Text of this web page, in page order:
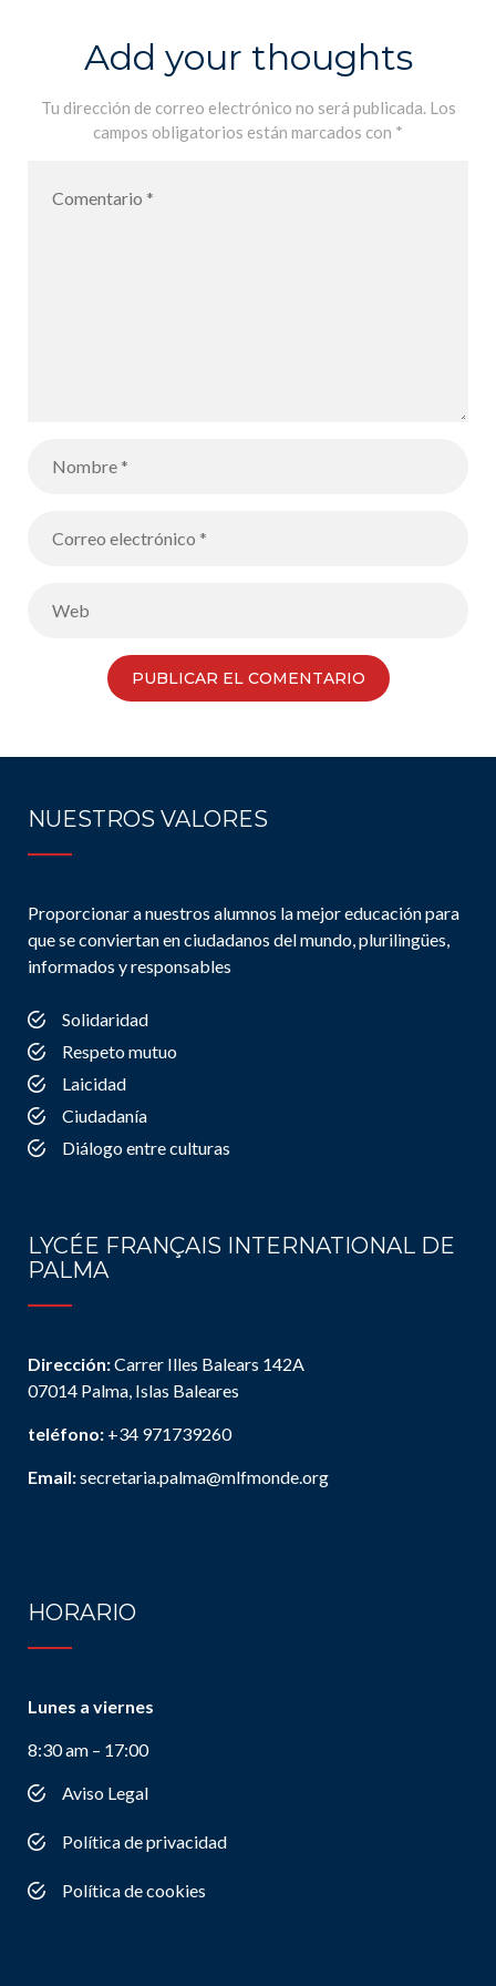
Add your thoughts
Tu dirección de correo electrónico no será publicada. Los
campos obligatorios están marcados con *
NUESTROS VALORES
Proporcionar a nuestros alumnos la mejor educación para
que se conviertan en ciudadanos del mundo, plurilingües,
informados y responsables
Solidaridad
Respeto mutuo
Laicidad
Ciudadanía
Diálogo entre culturas
LYCÉE FRANÇAIS INTERNATIONAL DE
PALMA
Dirección:Carrer Illes Balears 142A
07014 Palma, Islas Baleares
teléfono: +34 971739260
Email:secretaria.palma@mlfmonde.org
HORARIO
Lunes a viernes
8:30 am – 17:00
Aviso Legal
Política de privacidad
Política de cookies